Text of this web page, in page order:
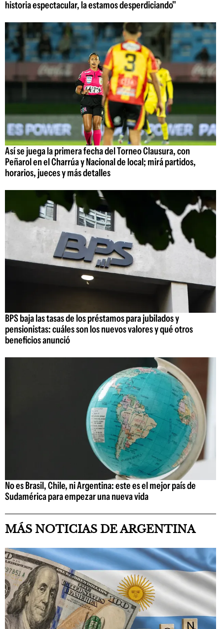
historia espectacular, la estamos desperdiciando"
Así se juega la primera fecha del Torneo Clausura, con
Peñarol en el Charrúa y Nacional de local; mirá partidos,
horarios, jueces y más detalles
BPS baja las tasas de los préstamos para jubilados y
pensionistas: cuáles son los nuevos valores y qué otros
beneficios anunció
No es Brasil, Chile, ni Argentina: este es el mejor país de
Sudamérica para empezar una nueva vida
MÁS NOTICIAS DE ARGENTINA